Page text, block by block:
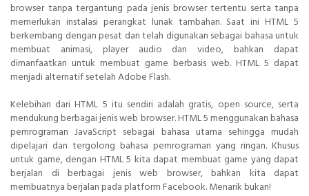
browser tanpa tergantung pada jenis browser tertentu serta tanpa
memerlukan instalasi perangkat lunak tambahan. Saat ini HTML 5
berkembang dengan pesat dan telah digunakan sebagai bahasa untuk
membuat animasi, player audio dan video, bahkan dapat
dimanfaatkan untuk membuat game berbasis web. HTML 5 dapat
menjadi alternatif setelah Adobe Flash.
Kelebihan dari HTML 5 itu sendiri adalah gratis, open source, serta
mendukung berbagai jenis web browser. HTML 5 menggunakan bahasa
pemrograman JavaScript sebagai bahasa utama sehingga mudah
dipelajari dan tergolong bahasa pemrograman yang ringan. Khusus
untuk game, dengan HTML 5 kita dapat membuat game yang dapat
berjalan di berbagai jenis web browser, bahkan kita dapat
membuatnya berjalan pada platform Facebook. Menarik bukan!